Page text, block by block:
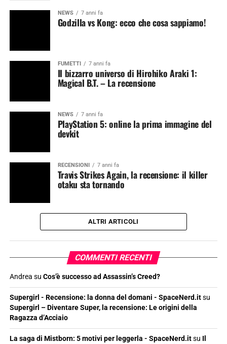
NEWS 7 anni fa
Godzilla vs Kong: ecco che cosa sappiamo!
FUMETTI 7 anni fa
Il bizzarro universo di Hirohiko Araki 1:
Magical B.T. – La recensione
NEWS 7 anni fa
PlayStation 5: online la prima immagine del
devkit
RECENSIONI 7 anni fa
Travis Strikes Again, la recensione: il killer
otaku sta tornando
ALTRI ARTICOLI
COMMENTI RECENTI
Andrea su Cos’è successo ad Assassin’s Creed?
Supergirl - Recensione: la donna del domani - SpaceNerd.itsu
Supergirl – Diventare Super, la recensione: Le origini della
Ragazza d’Acciaio
La saga di Mistborn: 5 motivi per leggerla - SpaceNerd.itsu Il